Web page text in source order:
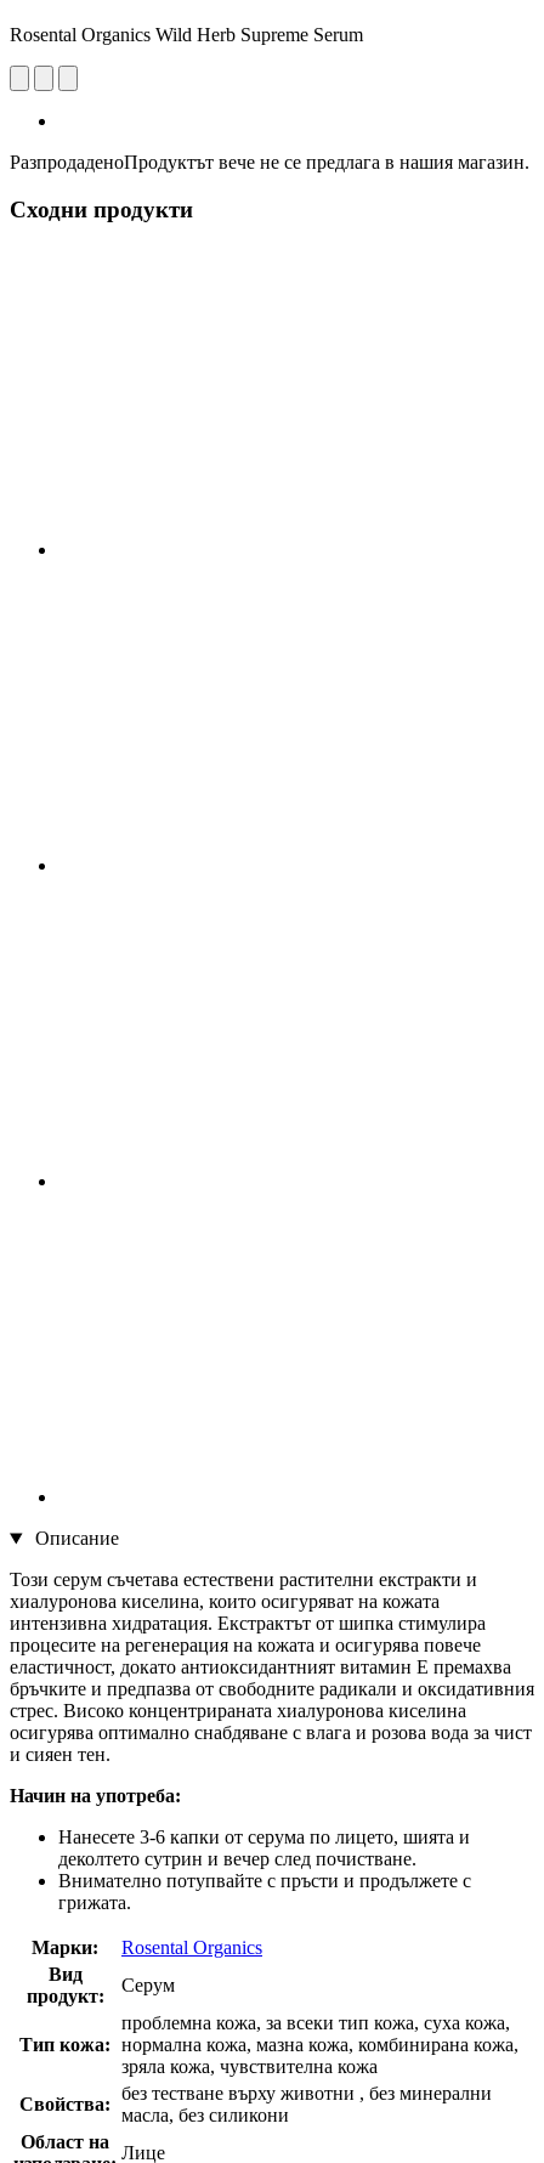
Rosental Organics Wild Herb Supreme Serum
РазпродаденоПродуктът вече не се предлага в нашия магазин.
Сходни продукти
Описание
Този серум съчетава естествени растителни екстракти и
хиалуронова киселина, които осигуряват на кожата
интензивна хидратация. Екстрактът от шипка стимулира
процесите на регенерация на кожата и осигурява повече
еластичност, докато антиоксидантният витамин Е премахва
бръчките и предпазва от свободните радикали и оксидативния
стрес. Високо концентрираната хиалуронова киселина
осигурява оптимално снабдяване с влага и розова вода за чист
и сияен тен.
Начин на употреба:
Нанесете 3-6 капки от серума по лицето, шията и
деколтето сутрин и вечер след почистване.
Внимателно потупвайте с пръсти и продължете с
грижата.
Марки:
Rosental Organics
Вид
продукт:
Серум
Тип кожа:
проблемна кожа, за всеки тип кожа, суха кожа,
нормална кожа, мазна кожа, комбинирана кожа,
зряла кожа, чувствителна кожа
Свойства:
без тестване върху животни , без минерални
масла, без силикони
Област на
Лице